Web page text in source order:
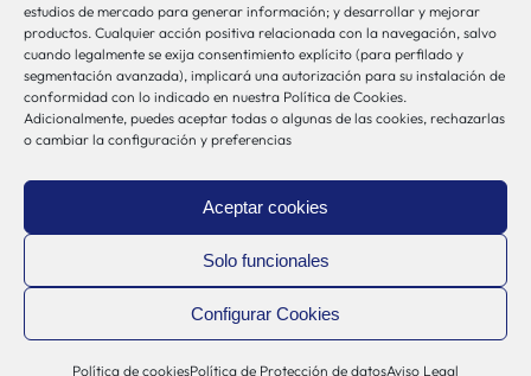
estudios de mercado para generar información; y desarrollar y mejorar
productos. Cualquier acción positiva relacionada con la navegación, salvo
cuando legalmente se exija consentimiento explícito (para perfilado y
segmentación avanzada), implicará una autorización para su instalación de
conformidad con lo indicado en nuestra Política de Cookies.
Adicionalmente, puedes aceptar todas o algunas de las cookies, rechazarlas
o cambiar la configuración y preferencias
Aceptar cookies
Solo funcionales
Configurar Cookies
Política de cookiesPolítica de Protección de datosAviso Legal
Otros Enlaces
Osakidetza
Política de Privacidad
Política de Cookies